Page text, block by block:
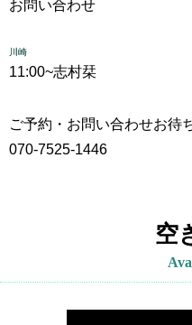
お問い合わせ
川崎
11:00~志村栞
ご予約・お問い合わせお待
070-7525-1446
空